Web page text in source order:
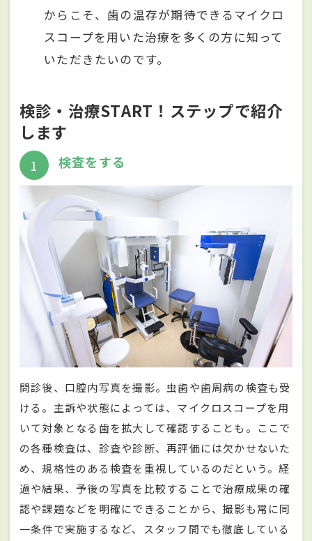
からこそ、歯の温存が期待できるマイクロ
スコープを用いた治療を多くの方に知って
いただきたいのです。
検診・治療START！ステップで紹介
します
1 検査をする
問診後、口腔内写真を撮影。虫歯や歯周病の検査も受
ける。主訴や状態によっては、マイクロスコープを用
いて対象となる歯を拡大して確認することも。ここで
の各種検査は、診査や診断、再評価には欠かせないた
め、規格性のある検査を重視しているのだという。経
過や結果、予後の写真を比較することで治療成果の確
認や課題などを明確にできることから、撮影も常に同
一条件で実施するなど、スタッフ間でも徹底している